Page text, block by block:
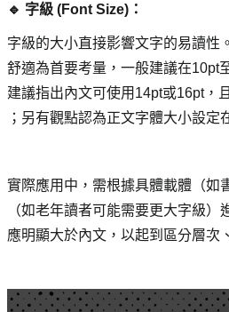
🔹 字級 (Font Size)：
字級的大小直接影響文字的易讀性
舒適為首要考量，一般建議在10pt
建議指出內文可使用14pt或16pt，
；另有觀點認為正文字體大小設定
實際應用中，需根據具體載體（如
（如老年讀者可能需要更大字級）
應明顯大於內文，以起到區分層次